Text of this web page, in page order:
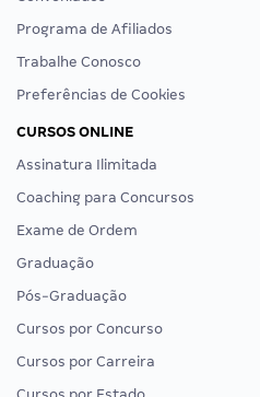
Programa de Afiliados
Trabalhe Conosco
Preferências de Cookies
CURSOS ONLINE
Assinatura Ilimitada
Coaching para Concursos
Exame de Ordem
Graduação
Pós-Graduação
Cursos por Concurso
Cursos por Carreira